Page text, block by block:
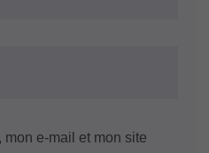
mon e-mail et mon site